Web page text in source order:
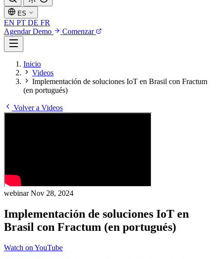
ES
EN PT DE FR
Agendar Demo
Comenzar
Inicio
Videos
Implementación de soluciones IoT en Brasil con Fractum
(en portugués)
Volver a Videos
webinarNov 28, 2024
Implementación de soluciones IoT en
Brasil con Fractum (en portugués)
Watch on YouTube